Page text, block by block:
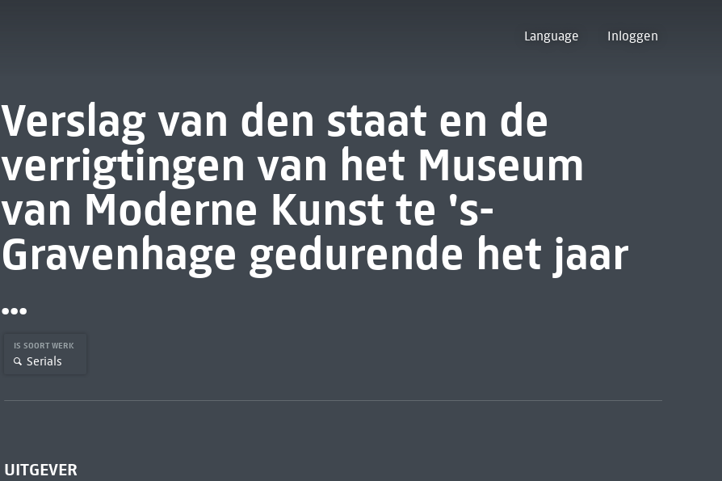
Language Inloggen
Verslag van den staat en de
verrigtingen van het Museum
van Moderne Kunst te 's-
Gravenhage gedurende het jaar
...
IS SOORT WERK
Serials
UITGEVER